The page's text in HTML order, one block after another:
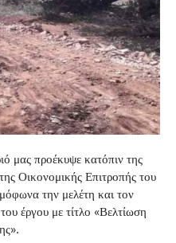
μας προέκυψε κατόπιν της
Οικονομικής Επιτροπής του
την μελέτη και τον
έργου με τίτλο «Βελτίωση